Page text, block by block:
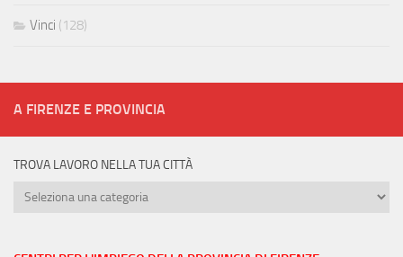
Vinci (128)
A FIRENZE E PROVINCIA
TROVA LAVORO NELLA TUA CITTÀ
Trova